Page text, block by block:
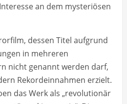
an dem mysteriösen
dessen Titel aufgrund
in mehreren
nicht genannt werden darf,
Rekordeinnahmen erzielt.
das Werk als „revolutionär